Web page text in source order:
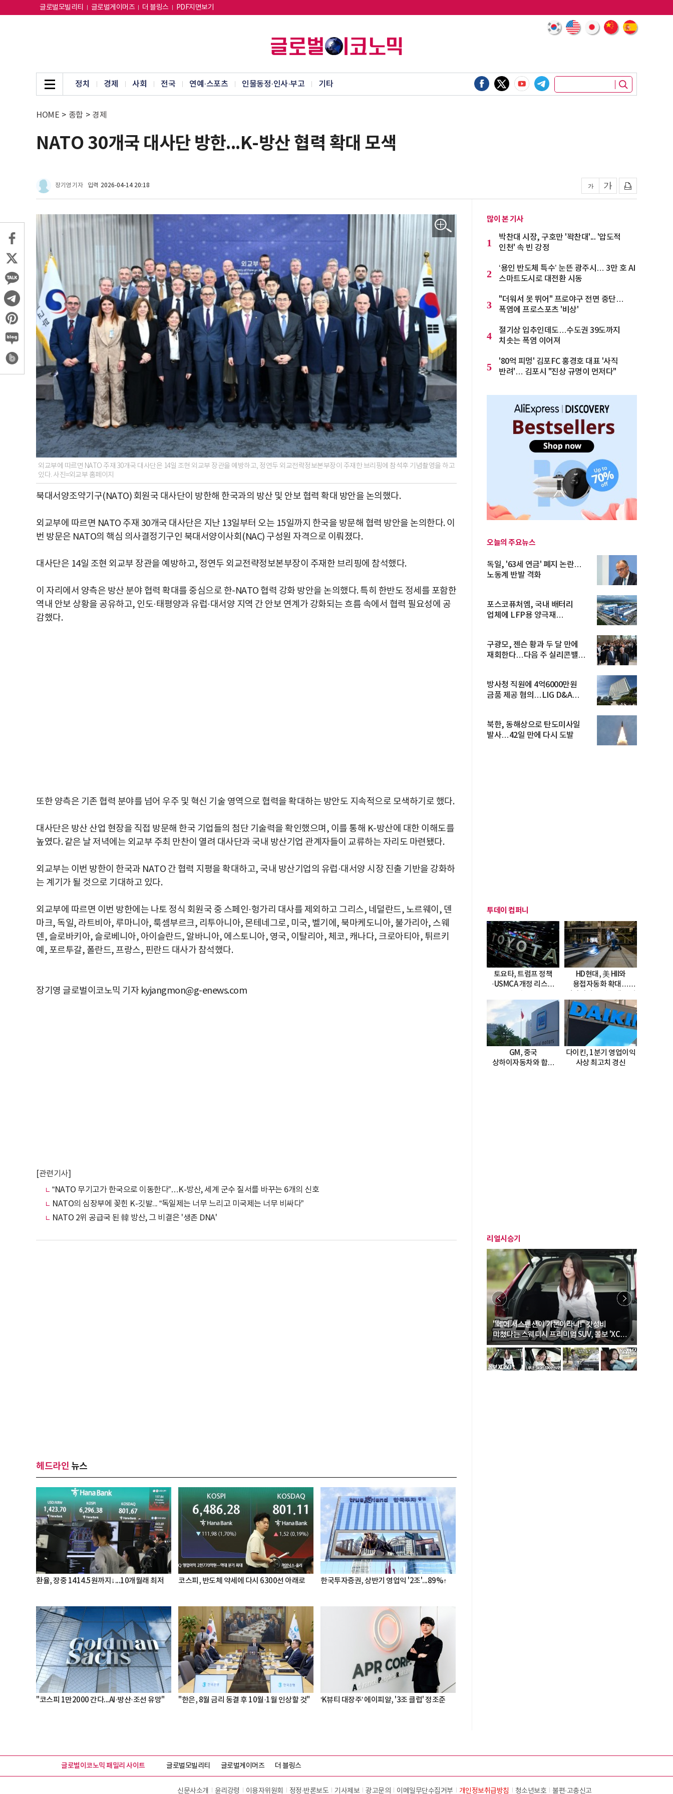
글로벌모빌리티 글로벌게이머즈 더 블링스 PDF지면보기
정치 경제 사회 전국 연예·스포츠 인물동정·인사·부고 기타
HOME > 종합 > 경제
NATO 30개국 대사단 방한...K-방산 협력 확대 모색
장기영 기자 입력 2026-04-14 20:18
외교부에 따르면 NATO 주재 30개국 대사단은 14일 조현 외교부 장관을 예방하고, 정연두 외교전략정보본부장이 주재한 브리핑에 참석후 기념촬영을 하고
있다. 사진=외교부 홈페이지
북대서양조약기구(NATO) 회원국 대사단이 방한해 한국과의 방산 및 안보 협력 확대 방안을 논의했다.
외교부에 따르면 NATO 주재 30개국 대사단은 지난 13일부터 오는 15일까지 한국을 방문해 협력 방안을 논의한다. 이
번 방문은 NATO의 핵심 의사결정기구인 북대서양이사회(NAC) 구성원 자격으로 이뤄졌다.
대사단은 14일 조현 외교부 장관을 예방하고, 정연두 외교전략정보본부장이 주재한 브리핑에 참석했다.
이 자리에서 양측은 방산 분야 협력 확대를 중심으로 한-NATO 협력 강화 방안을 논의했다. 특히 한반도 정세를 포함한
역내 안보 상황을 공유하고, 인도·태평양과 유럽·대서양 지역 간 안보 연계가 강화되는 흐름 속에서 협력 필요성에 공
감했다.
또한 양측은 기존 협력 분야를 넘어 우주 및 혁신 기술 영역으로 협력을 확대하는 방안도 지속적으로 모색하기로 했다.
대사단은 방산 산업 현장을 직접 방문해 한국 기업들의 첨단 기술력을 확인했으며, 이를 통해 K-방산에 대한 이해도를
높였다. 같은 날 저녁에는 외교부 주최 만찬이 열려 대사단과 국내 방산기업 관계자들이 교류하는 자리도 마련됐다.
외교부는 이번 방한이 한국과 NATO 간 협력 지평을 확대하고, 국내 방산기업의 유럽·대서양 시장 진출 기반을 강화하
는 계기가 될 것으로 기대하고 있다.
외교부에 따르면 이번 방한에는 나토 정식 회원국 중 스페인·헝가리 대사를 제외하고 그리스, 네덜란드, 노르웨이, 덴
마크, 독일, 라트비아, 루마니아, 룩셈부르크, 리투아니아, 몬테네그로, 미국, 벨기에, 북마케도니아, 불가리아, 스웨
덴, 슬로바키아, 슬로베니아, 아이슬란드, 알바니아, 에스토니아, 영국, 이탈리아, 체코, 캐나다, 크로아티아, 튀르키
예, 포르투갈, 폴란드, 프랑스, 핀란드 대사가 참석했다.
장기영 글로벌이코노믹 기자 kyjangmon@g-enews.com
[관련기사]
“NATO 무기고가 한국으로 이동한다”…K-방산, 세계 군수 질서를 바꾸는 6개의 신호
NATO의 심장부에 꽂힌 K-깃발... “독일제는 너무 느리고 미국제는 너무 비싸다”
NATO 2위 공급국 된 韓 방산, 그 비결은 '생존 DNA'
헤드라인 뉴스
환율, 장중 1414.5원까지↓...10개월래 최저 코스피, 반도체 약세에 다시 6300선 아래로 한국투자증권, 상반기 영업익 '2조'...89%↑
"코스피 1만2000 간다...AI·방산·조선 유망" "한은, 8월 금리 동결 후 10월·1월 인상할 것" ‘K뷰티 대장주’ 에이피알, '3조 클럽' 정조준
많이 본 기사
1
박찬대 시장, 구호만 '꽉찬대'... '압도적
인천' 속 빈 강정
2
‘용인 반도체 특수’ 눈뜬 광주시… 3만 호 AI
스마트도시로 대전환 시동
3
"더워서 못 뛰어" 프로야구 전면 중단…
폭염에 프로스포츠 '비상'
4
절기상 입추인데도…수도권 39도까지
치솟는 폭염 이어져
5
'80억 피멍' 김포FC 홍경호 대표 '사직
반려'… 김포시 "진상 규명이 먼저다"
오늘의 주요뉴스
독일, '63세 연금' 폐지 논란…
노동계 반발 격화
포스코퓨처엠, 국내 배터리
업체에 LFP용 양극재
구광모, 젠슨 황과 두 달 만에
재회한다…다음 주 실리콘밸리
방사청 직원에 4억6000만원
금품 제공 혐의…LIG D&A
북한, 동해상으로 탄도미사일
발사…42일 만에 다시 도발
투데이 컴퍼니
토요타, 트럼프 정책
·USMCA 개정 리스크
HD현대, 美 HII와
용접자동화 확대…
도입
GM, 중국
상하이자동차와 합작
다이킨, 1분기 영업이익
사상 최고치 경신
리얼시승기
"에어 서스펜션이 기본이라니!" 갓성비
미쳤다는 스웨디시 프리미엄 SUV, 볼보 'XC60
B5 울트라'
글로벌이코노믹 패밀리 사이트 글로벌모빌리티 글로벌게이머즈 더 블링스
신문사소개 윤리강령 이용자위원회 정정∙반론보도 기사제보 광고문의 이메일무단수집거부 개인정보취급방침 청소년보호 불편∙고충신고